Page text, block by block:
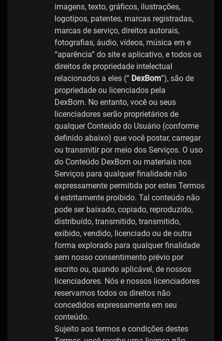
imagens, texto, gráficos, ilustrações,
logotipos, patentes, marcas registradas,
marcas de serviço, direitos autorais,
fotografias, áudio, vídeos, música em e
“aparência” do site e aplicativo, e todos os
direitos de propriedade intelectual
relacionados a eles (“ DexBom”), são de
propriedade ou licenciados pela
DexBom. No entanto, você ou seus
licenciadores serão proprietários de
qualquer Conteúdo do Usuário (conforme
definido abaixo) que você postar, carregar
ou transmitir por meio dos Serviços. O uso
do Conteúdo DexBom ou materiais nos
Serviços para qualquer finalidade não
expressamente permitida por estes Termos
é estritamente proibido. Tal conteúdo não
pode ser baixado, copiado, reproduzido,
distribuído, transmitido, transmitido,
exibido, vendido, licenciado ou de outra
forma explorado para qualquer finalidade
sem nosso consentimento prévio por
escrito ou, quando aplicável, de nossos
licenciadores. Nós e nossos licenciadores
reservamos todos os direitos não
concedidos expressamente em seu
conteúdo.
Sujeito aos termos e condições destes